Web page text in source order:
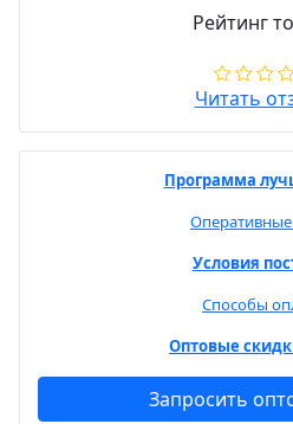
Рейтинг
Читать
Программа
Условия
Способы
Оптовые
Запросить